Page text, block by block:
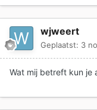
wjweert
Geplaatst: 3
Wat mij betreft kun je